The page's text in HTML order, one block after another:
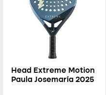
Head Extreme Motion
Paula Josemaría 2025